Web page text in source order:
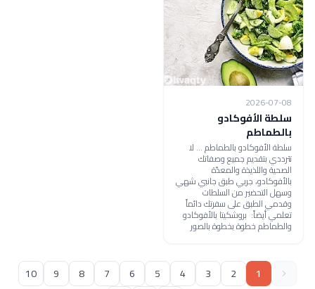
2026-07-08
سلطة الأفوكادو
بالطماطم
سلطة الأفوكادو بالطماطم ... لا
تترددي بتقديم جميع وصفاتك
الصحية واللذيذة والمعدّة
بالأفوكادو، جربي طبق جانبي شهي
وسهل التحضير من السلطات
وقدمي الطبق على سفرتك دائماً
تعلمي أيضاً: بروشكيتا بالأفوكادو
والطماطم خطوة بخطوة بالصور
1
2
3
4
5
6
7
8
9
10